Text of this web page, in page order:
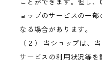
ことができます。但し
ョップのサービスの一
なる場合があります。
（２） 当ショップは、
サービスの利用状況等